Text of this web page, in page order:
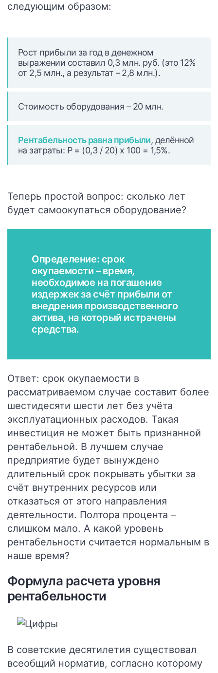
следующим образом:
Рост прибыли за год в денежном
выражении составил 0,3 млн. руб. (это 12%
от 2,5 млн., а результат – 2,8 млн.).
Стоимость оборудования – 20 млн.
Рентабельность равна прибыли, делённой
на затраты: Р = (0,3 / 20) х 100 = 1,5%.
Теперь простой вопрос: сколько лет
будет самоокупаться оборудование?
Определение: срок
окупаемости – время,
необходимое на погашение
издержек за счёт прибыли от
внедрения производственного
актива, на который истрачены
средства.
Ответ: срок окупаемости в
рассматриваемом случае составит более
шестидесяти шести лет без учёта
эксплуатационных расходов. Такая
инвестиция не может быть признанной
рентабельной. В лучшем случае
предприятие будет вынуждено
длительный срок покрывать убытки за
счёт внутренних ресурсов или
отказаться от этого направления
деятельности. Полтора процента –
слишком мало. А какой уровень
рентабельности считается нормальным в
наше время?
Формула расчета уровня
рентабельности
В советские десятилетия существовал
всеобщий норматив, согласно которому